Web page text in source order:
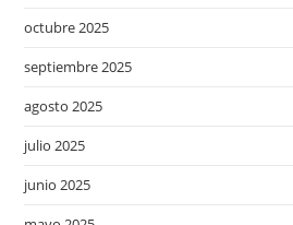
octubre 2025
septiembre 2025
agosto 2025
julio 2025
junio 2025